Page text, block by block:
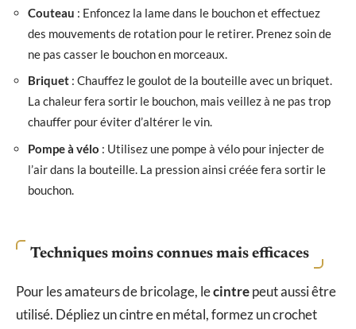
Couteau : Enfoncez la lame dans le bouchon et effectuez
des mouvements de rotation pour le retirer. Prenez soin de
ne pas casser le bouchon en morceaux.
Briquet : Chauffez le goulot de la bouteille avec un briquet.
La chaleur fera sortir le bouchon, mais veillez à ne pas trop
chauffer pour éviter d’altérer le vin.
Pompe à vélo : Utilisez une pompe à vélo pour injecter de
l’air dans la bouteille. La pression ainsi créée fera sortir le
bouchon.
Techniques moins connues mais efficaces
Pour les amateurs de bricolage, lecintrepeut aussi être
utilisé. Dépliez un cintre en métal, formez un crochet